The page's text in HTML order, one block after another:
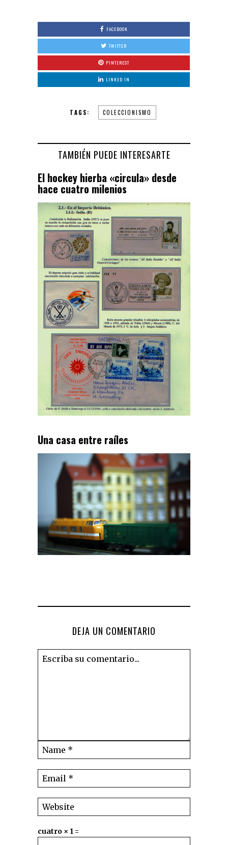
FACEBOOK
TWITTER
PINTEREST
LINKED IN
TAGS: COLECCIONISMO
TAMBIÉN PUEDE INTERESARTE
El hockey hierba «circula» desde
hace cuatro milenios
Una casa entre raíles
DEJA UN COMENTARIO
cuatro × 1 =